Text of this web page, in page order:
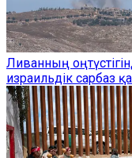
Ливанның
израильдік сарбаз